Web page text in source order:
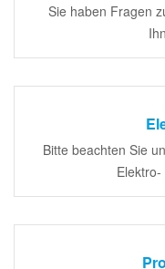
Sie haben Fragen
Bitte beachten Sie